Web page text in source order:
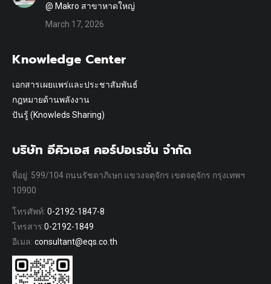
@ Makro สาขาหาดใหญ่
March 17, 2026
Knowledge Center
เอกสารเผยแพร่และประชาสัมพันธ์
กฎหมายด้านพลังงาน
ปันรู้ (Knowleds Sharing)
บริษัท อีคิวเอส คอร์ปอเรชั่น จำกัด
ที่อยู่: 599/104 ถนนรัชดาภิเษก แขวงจตุจักร เขตจตุจักร กรุงเทพฯ
10900
โทรศัพท์: 0-2192-1847-8
โทรสาร:0-2192-1849
อีเมล: consultant@eqs.co.th